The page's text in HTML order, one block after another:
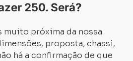
250. Será?
muito próxima da nossa
proposta, chassi,
há a confirmação de que